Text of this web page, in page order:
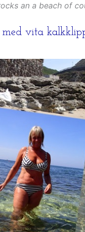
an a beach of
vita